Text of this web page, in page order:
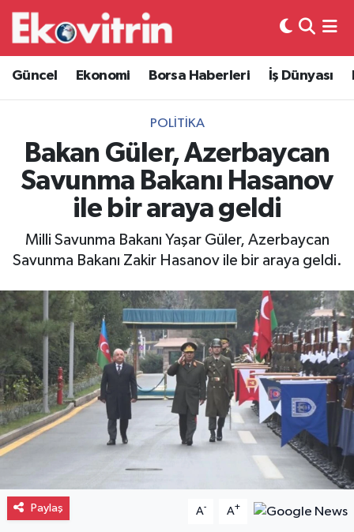
Güncel Ekonomi Borsa Haberleri İş Dünyası
POLITIKA
Bakan Güler, Azerbaycan
Savunma Bakanı Hasanov
ile bir araya geldi
Milli Savunma Bakanı Yaşar Güler, Azerbaycan
Savunma Bakanı Zakir Hasanov ile bir araya geldi.
Paylaş A- A+
Güncel
Ekonomi
Borsa Haberleri
İş Dünyası
Lojistik
Otovitrin
Asayiş
Magazin
Gayrimenkul
Spor
Hava Durumu
Trafik Durumu
Süper Lig Puan Durumu ve Fikstür
Tüm Manşetler
Son Dakika Haberleri
Haber Arşivi